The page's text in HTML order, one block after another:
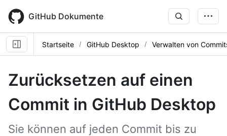
main
content
GitHub Dokumente
Startseite GitHub Desktop Verwalten von
Zurücksetzen auf einen
Commit in GitHub Desktop
Sie können auf jeden Commit bis zu